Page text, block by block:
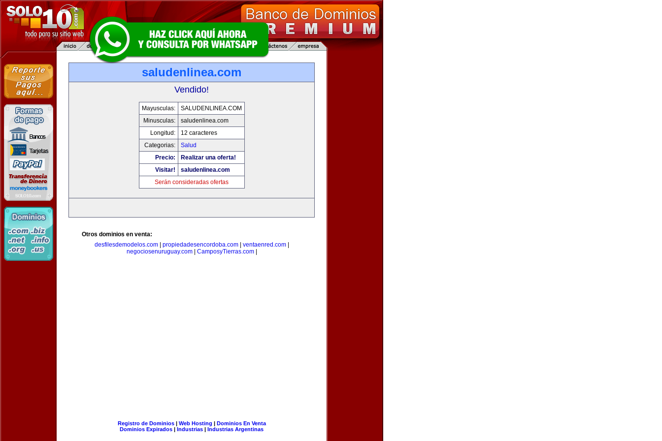
saludenlinea.com
Vendido!
Mayusculas:
SALUDENLINEA.COM
Minusculas:
saludenlinea.com
Longitud:
12 caracteres
Categorias:
Salud
Precio:
Realizar una oferta!
Visitar!
saludenlinea.com
Serán consideradas ofertas
Otros dominios en venta:
desfilesdemodelos.com| propiedadesencordoba.com| ventaenred.com|
negociosenuruguay.com| CamposyTierras.com|
Registro de Dominios| Web Hosting | Dominios En Venta
Dominios Expirados | Industrias | Industrias Argentinas